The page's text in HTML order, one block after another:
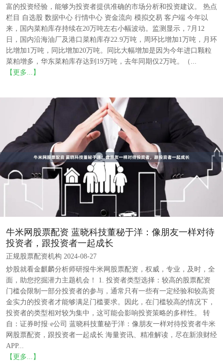
富的投资经验，能够为投资者提供准确的市场分析和投资建议。 热点
栏目 自选股 数据中心 行情中心 资金流向 模拟交易 客户端 今年以
来，国内菜粕库存持续在20万吨左右小幅波动。监测显示，7月12
日，国内沿海油厂及港口菜粕库存22.9万吨，周环比增加1万吨，月环
比增加1万吨，同比增加20万吨。同比大幅增加是因为今年进口颗粒
菜粕增多，华东菜粕库存达到19万吨，去年同期仅2万吨。（...
【更多...】
牛米网股票配资 蓝晓科技董秘于洋：像朋友一样对待
投资者，跟投资者一起成长
正规股票配资机构 2024-08-27
炒股就看金麒麟分析师研报牛米网股票配资，权威，专业，及时，全
面，助您挖掘潜力主题机会！ 1. 投资者类型选择：较高的股票配资
门槛会限制一部分投资者的参与，通常只有一些有一定经验和较高资
金实力的投资者才能够满足门槛要求。因此，在门槛较高的情况下，
投资者的类型相对较为集中，这可能会影响投资策略的多样性。 转
自：证券时报·e公司 蓝晓科技董秘于洋：像朋友一样对待投资者牛米
网股票配资，跟投资者一起成长 海量资讯、精准解读，尽在新浪财经
APP...
【更多...】